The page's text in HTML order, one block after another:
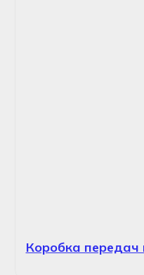
Коробка передач